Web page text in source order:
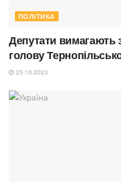
ПОЛІТИКА
Депутати вимагають
голову
25.10.2023